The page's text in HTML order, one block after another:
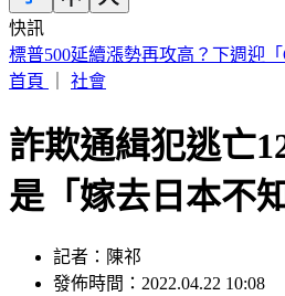
快訊
最新風雨預測！中午最有感 明清
首頁
社會
詐欺通緝犯逃亡
是「嫁去日本不知
記者：陳祁
發佈時間：2022.04.22 10:08